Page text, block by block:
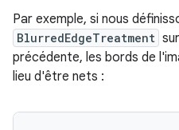
Par exemple, si nous
BlurredEdgeTreatment sur
précédente, les bords de
lieu d'être nets :